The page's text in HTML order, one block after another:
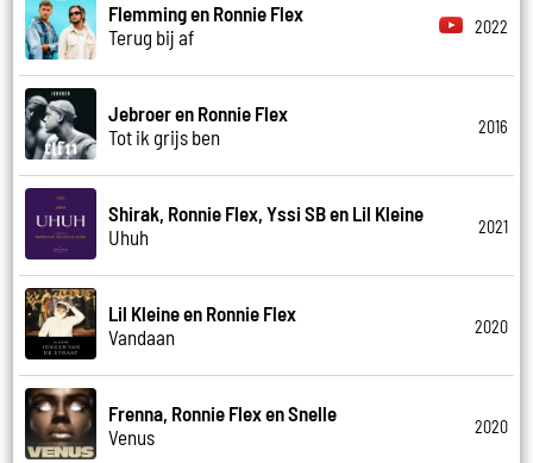
Flemming en Ronnie Flex
Terug bij af
2022
Jebroer en Ronnie Flex
Tot ik grijs ben
2016
Shirak, Ronnie Flex, Yssi SB en Lil Kleine
Uhuh
2021
Lil Kleine en Ronnie Flex
Vandaan
2020
Frenna, Ronnie Flex en Snelle
Venus
2020